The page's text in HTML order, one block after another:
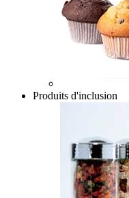
Produits d'inclusion